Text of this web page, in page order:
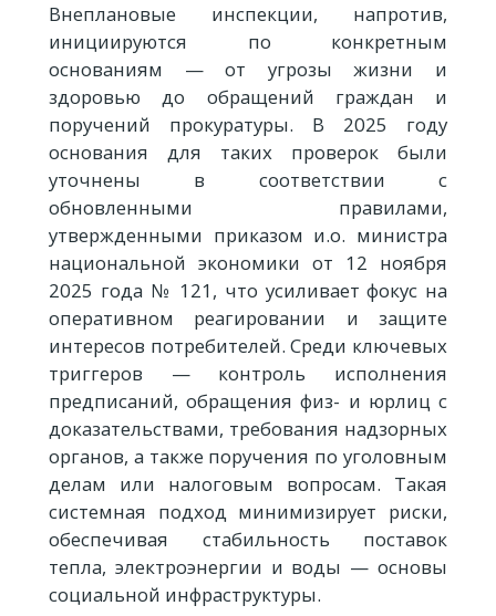
Внеплановые инспекции, напротив,
инициируются по конкретным
основаниям — от угрозы жизни и
здоровью до обращений граждан и
поручений прокуратуры. В 2025 году
основания для таких проверок были
уточнены в соответствии с
обновленными правилами,
утвержденными приказом и.о. министра
национальной экономики от 12 ноября
2025 года № 121, что усиливает фокус на
оперативном реагировании и защите
интересов потребителей. Среди ключевых
триггеров — контроль исполнения
предписаний, обращения физ- и юрлиц с
доказательствами, требования надзорных
органов, а также поручения по уголовным
делам или налоговым вопросам. Такая
системная подход минимизирует риски,
обеспечивая стабильность поставок
тепла, электроэнергии и воды — основы
социальной инфраструктуры.